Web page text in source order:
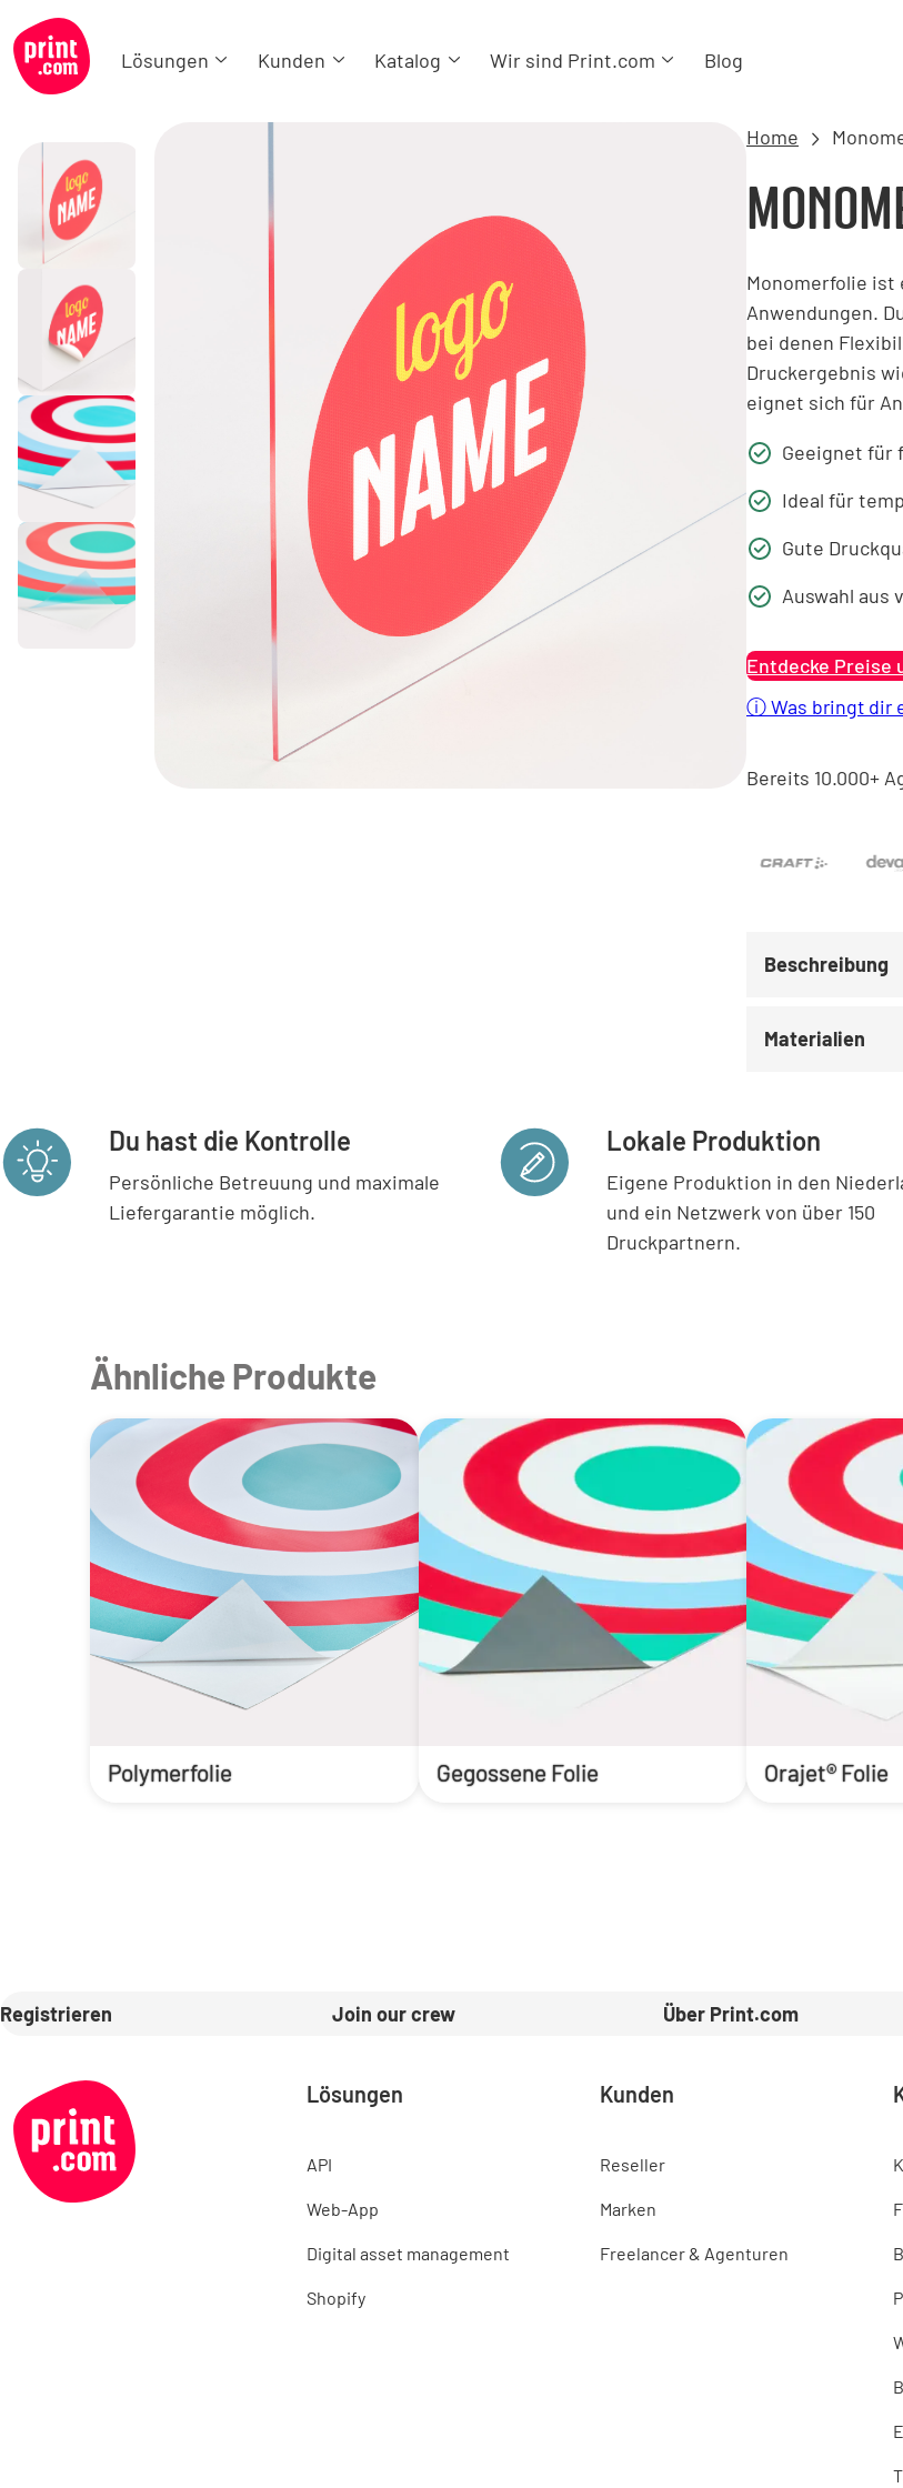
Lösungen Kunden Katalog Wir sind Print.com Blog
Home
Monomerfolie ist
Anwendungen.
bei denen
Druckergebnis
eignet sich für
Geeignet für
Ideal für
Gute
Auswahl aus
Entdecke Preise
ⓘWas bringt dir
Bereits 10.000+
Beschreibung
Materialien
Du hast die Kontrolle
Persönliche Betreuung und maximale
Liefergarantie möglich.
Lokale Produktion
Eigene Produktion in den
und ein Netzwerk von über 150
Druckpartnern.
Ähnliche Produkte
Polymerfolie Gegossene Folie Orajet® Folie
Registrieren Join our crew Über Print.com
Lösungen
API
Web-App
Digital asset management
Shopify
Kunden
Reseller
Marken
Freelancer & Agenturen